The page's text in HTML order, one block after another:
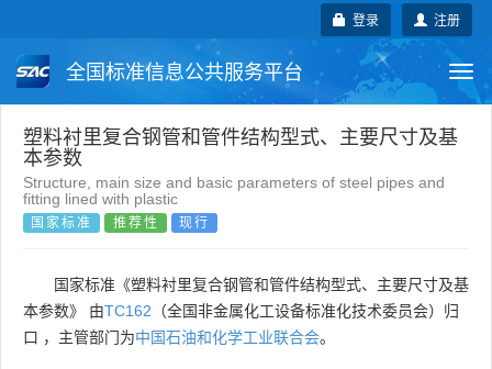
注册
登录
全国标准信息公共服务平台
国家标准 行业标准 地方标准
团体标准 企业标准 国际标准
塑料衬里复合钢管和管件结构型式、主要尺寸及基
本参数
Structure, main size and basic parameters of steel pipes and
fitting lined with plastic
国家标准 推荐性 现行
国家标准《塑料衬里复合钢管和管件结构型式、主要尺寸及基
本参数》 由TC162 （全国非金属化工设备标准化技术委员会）归
口 ，主管部门为中国石油和化学工业联合会。